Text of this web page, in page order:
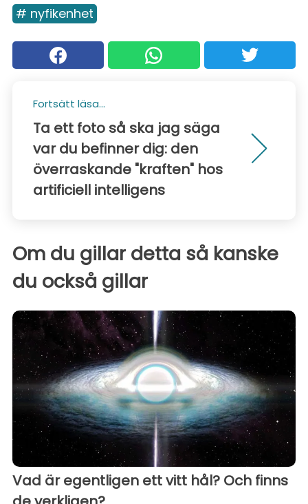
# nyfikenhet
Fortsätt läsa...
Ta ett foto så ska jag säga
var du befinner dig: den
överraskande "kraften" hos
artificiell intelligens
Om du gillar detta så kanske
du också gillar
Vad är egentligen ett vitt hål? Och finns